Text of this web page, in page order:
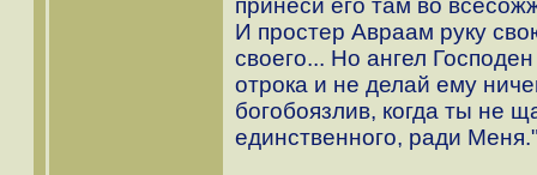
принеси его там во
И простер Авраам руку
своего... Но ангел
отрока и не делай ему
богобоязлив, когда ты не
единственного, ради